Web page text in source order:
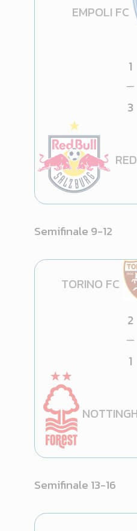
EMPOLI FC
1
—
3
Semifinale 9-12
TORINO FC
2
—
1
Semifinale 13-16